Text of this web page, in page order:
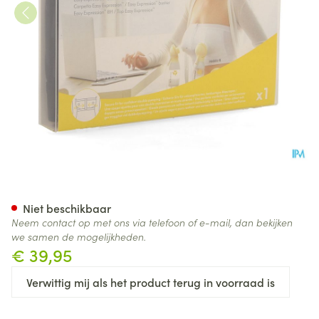
€ 39,95
Verwittig mij als het product terug in voorraad is
Niet beschikbaar
Neem contact op met ons via telefoon of e-mail, dan bekijken
we samen de mogelijkheden.